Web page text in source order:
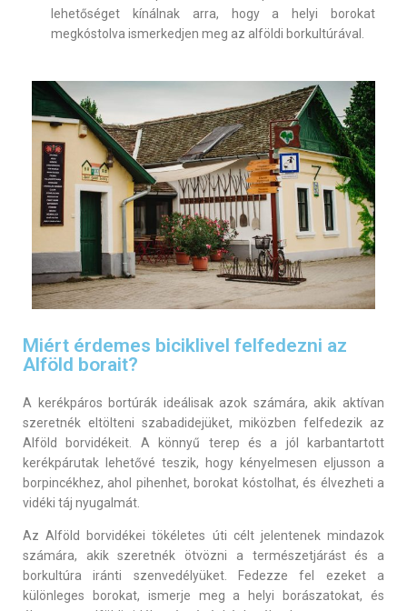
lehetőséget kínálnak arra, hogy a helyi borokat
megkóstolva ismerkedjen meg az alföldi borkultúrával.
Miért érdemes biciklivel felfedezni az
Alföld borait?
A kerékpáros bortúrák ideálisak azok számára, akik aktívan
szeretnék eltölteni szabadidejüket, miközben felfedezik az
Alföld borvidékeit. A könnyű terep és a jól karbantartott
kerékpárutak lehetővé teszik, hogy kényelmesen eljusson a
borpincékhez, ahol pihenhet, borokat kóstolhat, és élvezheti a
vidéki táj nyugalmát.
Az Alföld borvidékei tökéletes úti célt jelentenek mindazok
számára, akik szeretnék ötvözni a természetjárást és a
borkultúra iránti szenvedélyüket. Fedezze fel ezeket a
különleges borokat, ismerje meg a helyi borászatokat, és